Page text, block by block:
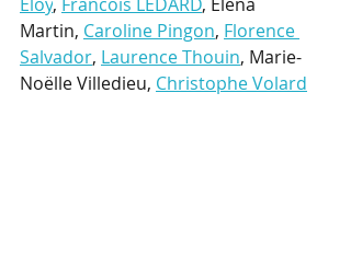
Martin, Caroline Pingon, Florence
Salvador, Laurence Thouin, Marie-
Noëlle Villedieu, Christophe Volard